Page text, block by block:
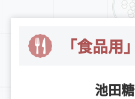
「食品用
池田